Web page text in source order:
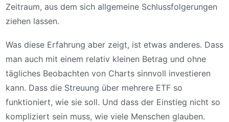
Zeitraum, aus dem sich allgemeine Schlussfolgerungen
ziehen lassen.
Was diese Erfahrung aber zeigt, ist etwas anderes. Dass
man auch mit einem relativ kleinen Betrag und ohne
tägliches Beobachten von Charts sinnvoll investieren
kann. Dass die Streuung über mehrere ETF so
funktioniert, wie sie soll. Und dass der Einstieg nicht so
kompliziert sein muss, wie viele Menschen glauben.